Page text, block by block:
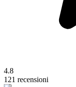
4.8
121 recensioni